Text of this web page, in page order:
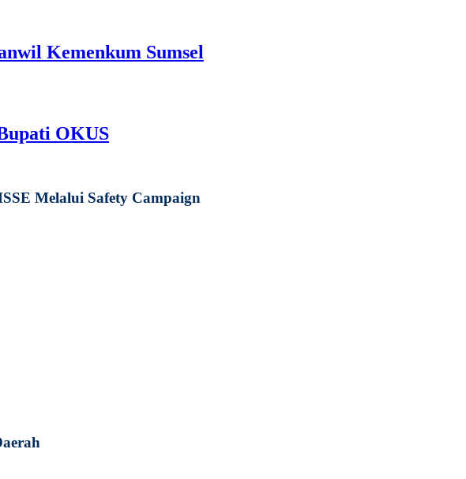
Kemenkum Sumsel
OKUS
Melalui Safety Campaign